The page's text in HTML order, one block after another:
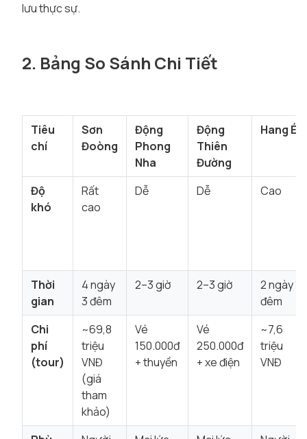
lưu thực sự.
2. Bảng So Sánh Chi Tiết
Tiêu
chí
Sơn
Đoòng
Động
Phong
Nha
Động
Thiên
Đường
Hang Én
Độ
khó
Rất
cao
Dễ Dễ Cao
Thời
gian
4 ngày
3 đêm
2–3 giờ 2–3 giờ
2 ngày 1
đêm
Chi
phí
(tour)
~69,8
triệu
VNĐ
(giá
tham
khảo)
Vé
150.000đ
+ thuyền
Vé
250.000đ
+ xe điện
~7,6
triệu
VNĐ